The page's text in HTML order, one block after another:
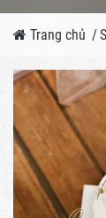
Trang chủ /